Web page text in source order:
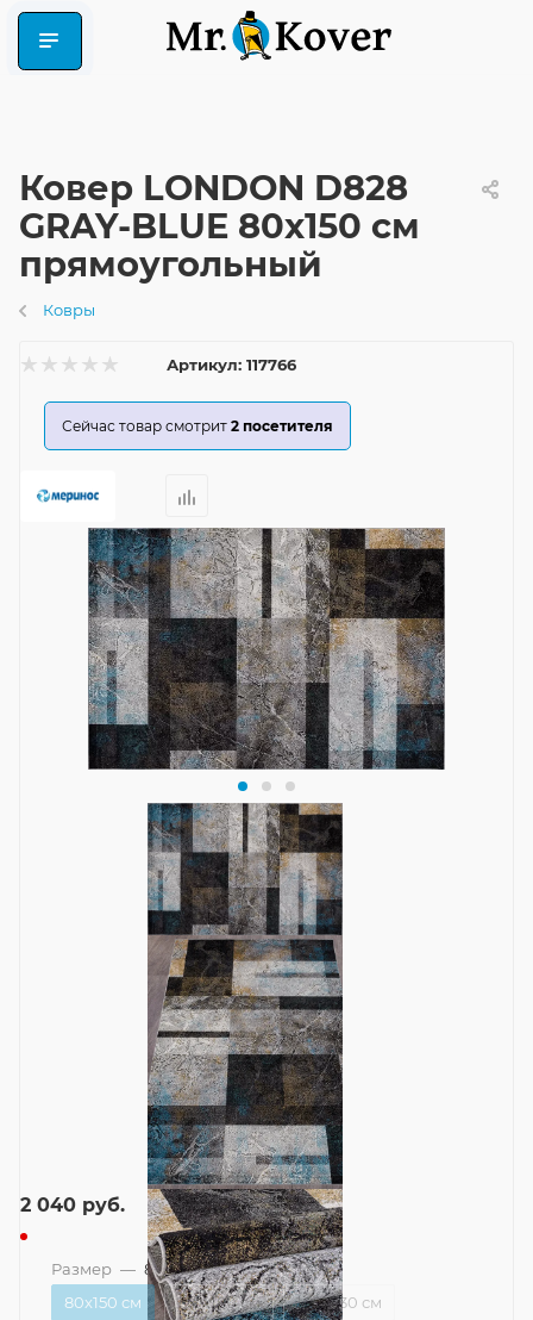
Ковер LONDON D828
GRAY-BLUE 80x150 см
прямоугольный
Ковры
Артикул: 117766
Сейчас товар смотрит 2 посетителя
2 040 руб.
Размер — 80x150 см
80x150 см
120x180 см 160x230 см